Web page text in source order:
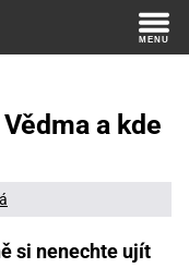
a kde
si nenechte ujít